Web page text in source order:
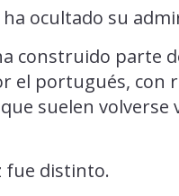
ha ocultado su
construido parte
el portugués, con
suelen volverse
fue distinto.